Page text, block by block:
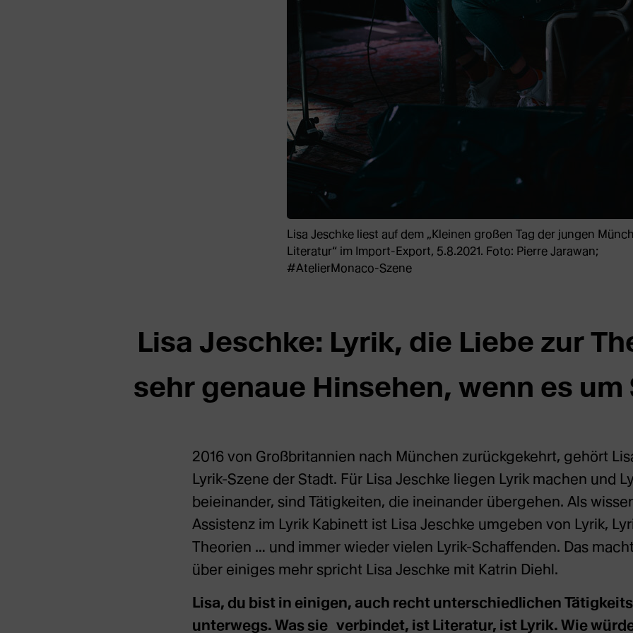
Lisa Jeschke liest auf dem „Kleinen großen Tag der jungen
Literatur“ im Import-Export, 5.8.2021. Foto: Pierre Jarawan;
#AtelierMonaco-Szene
Lisa Jeschke: Lyrik, die Liebe zur
sehr genaue Hinsehen, wenn es
2016 von Großbritannien nach München zurückgekehrt, gehört
Lyrik-Szene der Stadt. Für Lisa Jeschke liegen Lyrik machen und
beieinander, sind Tätigkeiten, die ineinander übergehen. Als
Assistenz im Lyrik Kabinett ist Lisa Jeschke umgeben von Lyrik,
Theorien … und immer wieder vielen Lyrik-Schaffenden. Das
über einiges mehr spricht Lisa Jeschke mit Katrin Diehl.
Lisa, du bist in einigen, auch recht unterschiedlichen
unterwegs. Was sie verbindet, ist Literatur, ist Lyrik. Wie